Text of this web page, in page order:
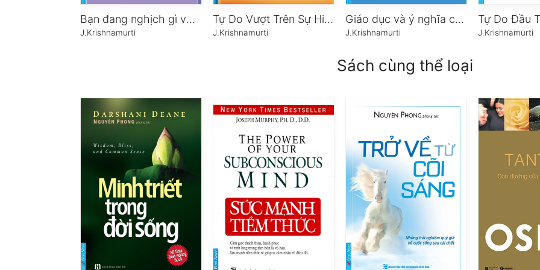
Bạn đang nghịch gì với đời mình
J.Krishnamurti
Tự Do Vượt Trên Sự Hiểu Biết
J.Krishnamurti
Giáo dục và ý nghĩa cuộc sống
J.Krishnamurti J.Krishnamurti
Sách cùng thể loại